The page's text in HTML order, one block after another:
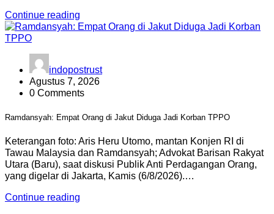
Continue reading
indopostrust
Agustus 7, 2026
0 Comments
Ramdansyah: Empat Orang di Jakut Diduga Jadi Korban TPPO
Keterangan foto: Aris Heru Utomo, mantan Konjen RI di
Tawau Malaysia dan Ramdansyah; Advokat Barisan Rakyat
Utara (Baru), saat diskusi Publik Anti Perdagangan Orang,
yang digelar di Jakarta, Kamis (6/8/2026).…
Continue reading